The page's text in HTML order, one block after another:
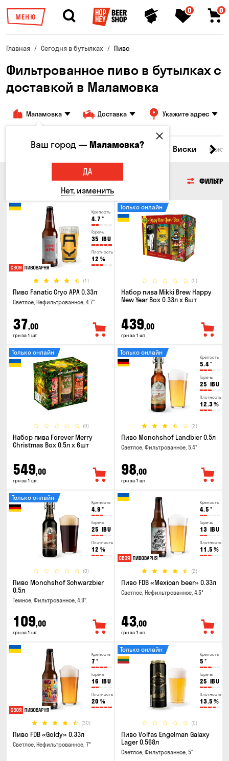
МЕНЮ
0 0
Главная Сегодня в бутылках Пиво
Фильтрованное пиво в бутылках с
доставкой в Маламовка
Маламовка Доставка Укажите адрес
Все товары Пиво Сидр Вино Виски
ФИЛЬТР
Крепость
4.7 °
Горечь
35 IBU
Плотность
12 %
(1)
Пиво Fanatic Cryo APA 0.33л
Светлое, Нефильтрованное, 4.7°
37,00
грн за 1 шт
(0)
Только онлайн
Набор пива Mikki Brew Happy
New Year Box 0.33л x 6шт
439,00
грн за 1 шт
(0)
Только онлайн
Набор пива Forever Merry
Christmas Box 0.5л x 6шт
549,00
грн за 1 шт
Крепость
5.4°
Горечь
25 IBU
Плотность
12.3%
(2)
Только онлайн
Пиво Monchshof Landbier 0.5л
Светлое, Фильтрованное, 5.4°
98,00
грн за 1 шт
Крепость
4.9 °
Горечь
25 IBU
Плотность
12 %
(0)
Только онлайн
Пиво Monchshof Schwarzbier
0.5л
Темное, Фильтрованное, 4.9°
109,00
грн за 1 шт
Крепость
4.5 °
Горечь
13 IBU
Плотность
11.5 %
(2)
Пиво FDB «Mexican beer» 0.33л
Светлое, Нефильтрованное, 4.5°
43,00
грн за 1 шт
Крепость
7 °
Горечь
16 IBU
Плотность
20 %
(30)
Пиво FDB «Goldy» 0.33л
Светлое, Нефильтрованное, 7°
Крепость
5 °
Горечь
25 IBU
Плотность
13.5 %
(0)
Только онлайн
Пиво Volfas Engelman Galaxy
Lager 0.568л
Светлое, Фильтрованное, 5°
Ваш город —Маламовка?
ДА
Нет, изменить